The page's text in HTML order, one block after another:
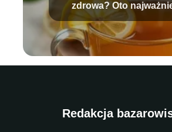
zdrowa? Oto
informacje
Redakcja